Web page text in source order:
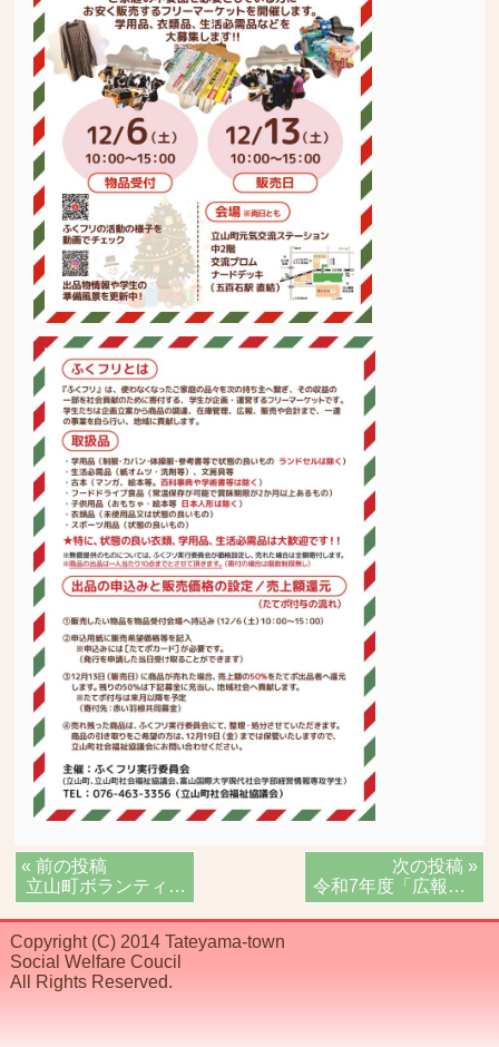
« 前の投稿
立山町ボランティアセンター通信11月号
次の投稿 »
令和7年度「広報そよかぜ1月号」を掲載しました
Copyright (C) 2014 Tateyama-town
Social Welfare Coucil
All Rights Reserved.